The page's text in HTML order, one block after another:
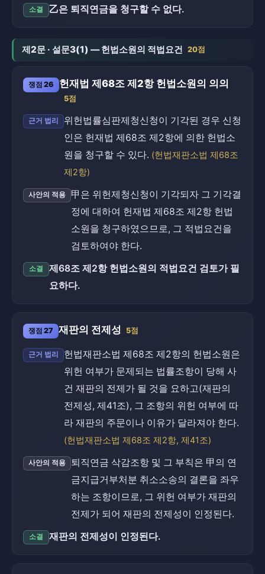
소결 乙은 퇴직연금을 청구할 수 없다.
제2문 · 설문3(1) — 헌법소원의 적법요건 20점
쟁점 26 헌재법 제68조 제2항 헌법소원의 의의
5점
근거 법리
위헌법률심판제청신청이 기각된 경우 신청
인은 헌재법 제68조 제2항에 의한 헌법소
원을 청구할 수 있다. (헌법재판소법 제68조
제2항)
사안의 적용
甲은 위헌제청신청이 기각되자 그 기각결
정에 대하여 헌재법 제68조 제2항 헌법
소원을 청구하였으므로, 그 적법요건을
검토하여야 한다.
소결
제68조 제2항 헌법소원의 적법요건 검토가 필
요하다.
쟁점 27 재판의 전제성 5점
근거 법리
헌법재판소법 제68조 제2항의 헌법소원은
위헌 여부가 문제되는 법률조항이 당해 사
건 재판의 전제가 될 것을 요하고(재판의
전제성, 제41조), 그 조항의 위헌 여부에 따
라 재판의 주문이나 이유가 달라져야 한다.
(헌법재판소법 제68조 제2항, 제41조)
사안의 적용
퇴직연금 삭감조항 및 그 부칙은 甲의 연
금지급거부처분 취소소송의 결론을 좌우
하는 조항이므로, 그 위헌 여부가 재판의
전제가 되어 재판의 전제성이 인정된다.
소결 재판의 전제성이 인정된다.